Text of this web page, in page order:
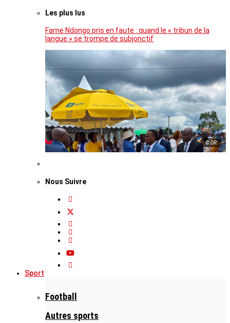
Les plus lus
Fame Ndongo pris en faute : quand le « tribun de la
langue » se trompe de subjonctif
© DR
Nous Suivre
Sport
Football
Autres sports